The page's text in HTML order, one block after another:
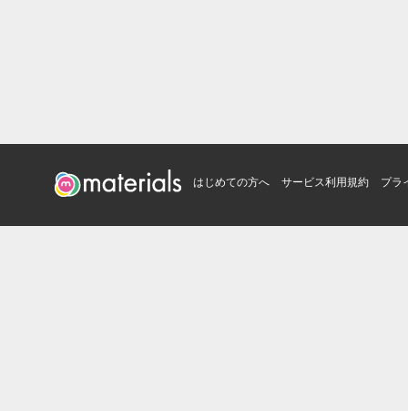
はじめての方へ サービス利用規約 プラ